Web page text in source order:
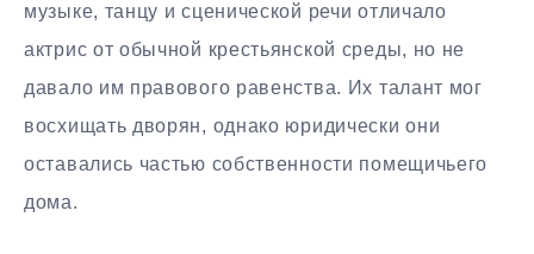
музыке, танцу и сценической речи отличало
актрис от обычной крестьянской среды, но не
давало им правового равенства. Их талант мог
восхищать дворян, однако юридически они
оставались частью собственности помещичьего
дома.